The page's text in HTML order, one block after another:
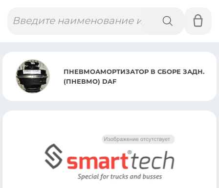
товаров
ПНЕВМОАМОРТИЗАТОР В СБОРЕ ЗАДН.
(ПНЕВМО) DAF